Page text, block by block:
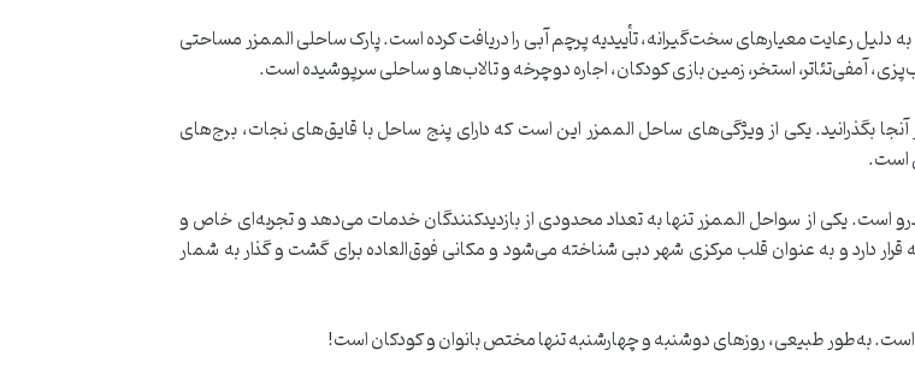
رعایت معیارهای سخت‌گیرانه، تأییدیه پرچم آبی را دریافت کرده است. پارک ساحلی الممزر مساحتی
بگذرانید. یکی از ویژگی‌های ساحل الممزر این است که دارای پنج ساحل با قایق‌های نجات، برج‌های
است.
است. یکی از سواحل الممزر تنها به تعداد محدودی از بازدیدکنندگان خدمات می‌دهد و تجربه‌ای خاص و
دارد و به عنوان قلب مرکزی شهر دبی شناخته می‌شود و مکانی فوق‌العاده برای گشت و گذار به شمار